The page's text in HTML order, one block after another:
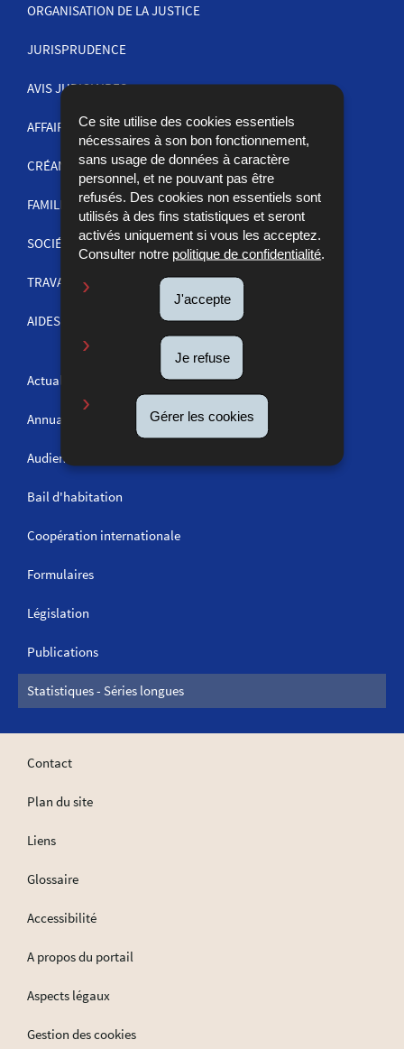
Ce site utilise des cookies essentiels
nécessaires à son bon fonctionnement,
sans usage de données à caractère
personnel, et ne pouvant pas être
refusés. Des cookies non essentiels sont
utilisés à des fins statistiques et seront
activés uniquement si vous les acceptez.
Consulter notre politique de confidentialité.
J'accepte
Je refuse
Gérer les cookies
MENU
DE
NAVIGATION
ORGANISATION DE LA JUSTICE
JURISPRUDENCE
AVIS JUDICIAIRES
AFFAIRES PÉNALES
CRÉANCES
FAMILLE
SOCIÉTÉS ET COMMERCE
TRAVAIL
AIDES ET INFORMATIONS
Actualités
Annuaire
Audiences
Bail d'habitation
Coopération internationale
Formulaires
Législation
Publications
Statistiques - Séries longues
Contact
Plan du site
Liens
Glossaire
Accessibilité
A propos du portail
Aspects légaux
Gestion des cookies